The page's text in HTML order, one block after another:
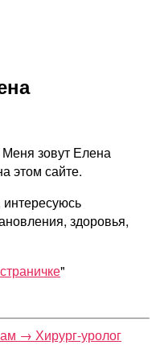
Меня зовут Елена
этом сайте.
здоровья,
"
→ Хирург-уролог